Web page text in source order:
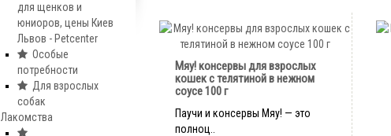
для щенков и
юниоров, цены Киев
Львов - Petcenter
Особые
потребности
Для взрослых
собак
Лакомства
Мяу! консервы для взрослых
кошек с телятиной в нежном
соусе 100 г
Паучи и консервы Мяу! — это
полноц..